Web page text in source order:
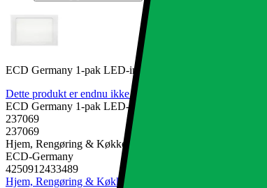
ECD Germany 1-pak LED-indbygget spotlight 18W
Dette produkt er endnu ikke blevet bedømt.
ECD Germany 1-pak LED-indbygget spotlight 18W
237069
237069
Hjem, Rengøring & Køkkenudstyr, El & belysning,
ECD-Germany
4250912433489
Hjem, Rengøring & Køkkenudstyr